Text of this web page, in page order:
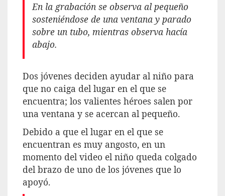
En la grabación se observa al pequeño
sosteniéndose de una ventana y parado
sobre un tubo, mientras observa hacía
abajo.
Dos jóvenes deciden ayudar al niño para
que no caiga del lugar en el que se
encuentra; los valientes héroes salen por
una ventana y se acercan al pequeño.
Debido a que el lugar en el que se
encuentran es muy angosto, en un
momento del video elniño queda colgado
del brazo de uno de los jóvenes que lo
apoyó.